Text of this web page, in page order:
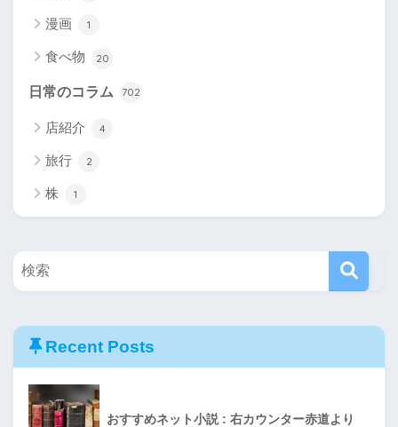
漫画 1
食べ物 20
日常のコラム 702
店紹介 4
旅行 2
株 1
Recent Posts
おすすめネット小説 : 右カウンター赤道より